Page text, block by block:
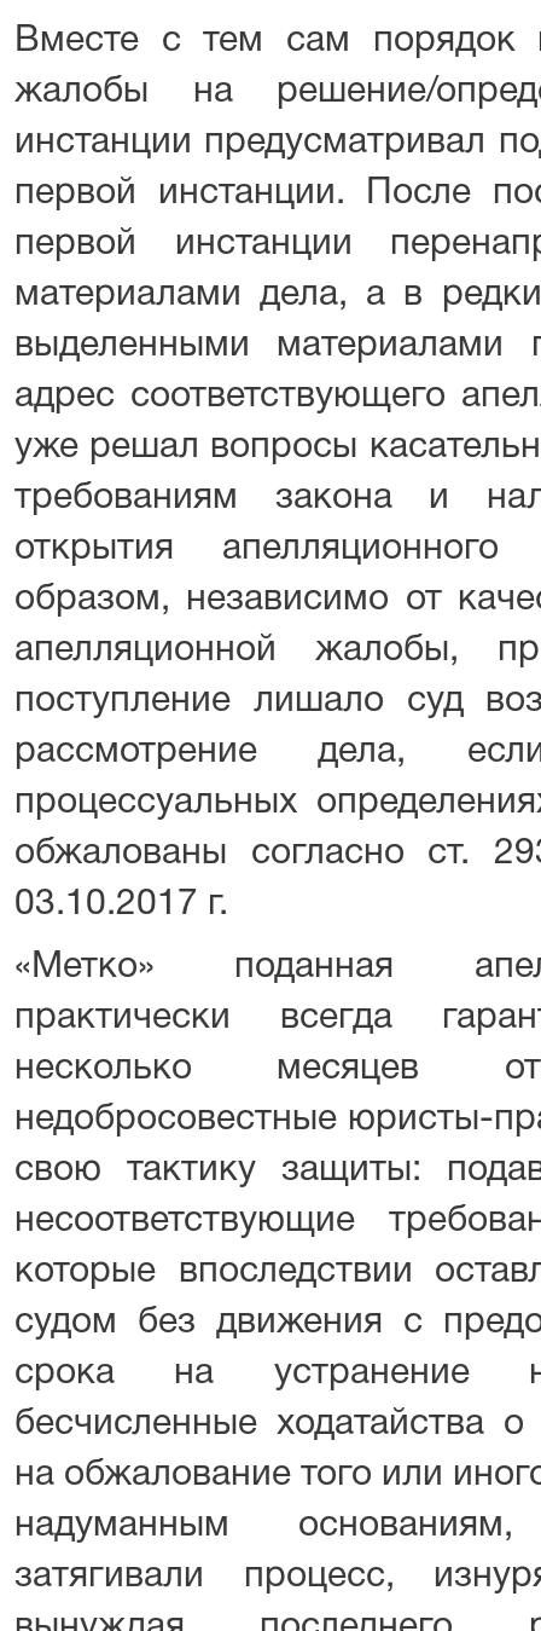
Вместе с тем сам порядок
жалобы на решение/
инстанции предусматривал
первой инстанции. После
первой инстанции
материалами дела, а в
выделенными материалами
адрес соответствующего
уже решал вопросы
требованиям закона и
открытия апелляционного
образом, независимо от
апелляционной жалобы,
поступление лишало суд
рассмотрение дела,
процессуальных
обжалованы согласно ст.
03.10.2017 г.
«Метко» поданная
практически всегда
несколько месяцев
недобросовестные юристы-
свою тактику защиты:
несоответствующие
которые впоследствии
судом без движения с
срока на устранение
бесчисленные ходатайства
на обжалование того или
надуманным
затягивали процесс,